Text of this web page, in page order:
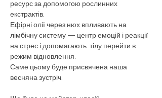
ресурс за допомогою рослинних
екстрактів.
Ефірні олії через нюх впливають на
лімбічну систему — центр емоцій і реакції
на стрес і допомагають  тілу перейти в
режим відновлення.
Саме цьому буде присвячена наша
весняна зустріч.